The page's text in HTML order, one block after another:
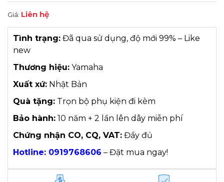
Giá: Liên hệ
Tình trạng: Đã qua sử dụng, độ mới 99% – Like
new
Thương hiệu: Yamaha
Xuất xứ: Nhật Bản
Quà tặng: Trọn bộ phụ kiện đi kèm
Bảo hành: 10 năm + 2 lần lên dây miễn phí
Chứng nhận CO, CQ, VAT: Đầy đủ
Hotline: 0919768606 – Đặt mua ngay!